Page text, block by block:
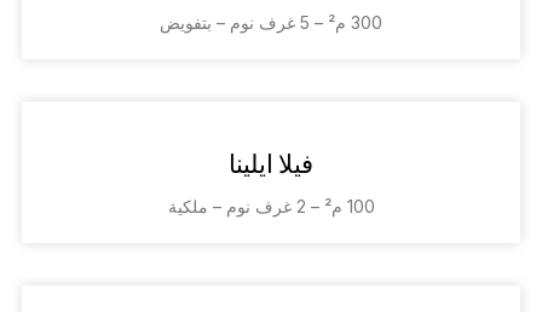
300 م² – 5 غرف نوم – بتفويض
فيلا ايلينا
100 م² – 2 غرف نوم – ملكية